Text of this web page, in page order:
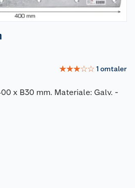
☆☆☆☆☆ 1 omtaler
x B30 mm. Materiale: Galv. -